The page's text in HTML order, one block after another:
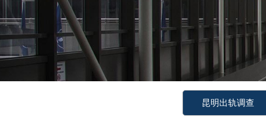
昆明出轨调查